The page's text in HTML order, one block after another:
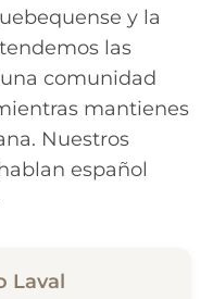
y la
las
comunidad
mantienes
Nuestros
español
Laval